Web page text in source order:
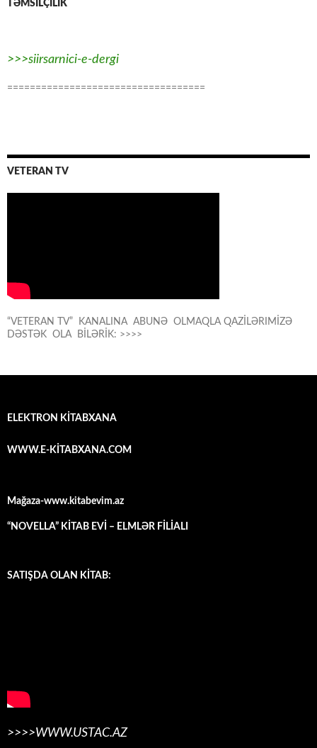
TƏMSİLÇİLİK
>>>siirsarnici-e-dergi
===================================
VETERAN TV
“VETERAN TV” KANALINA ABUNƏ OLMAQLA QAZİLƏRIMİZƏ
DƏSTƏK OLA BİLƏRİK: >>>>
ELEKTRON KİTABXANA
WWW.E-KİTABXANA.COM
Mağaza-www.kitabevim.az
“NOVELLA” KİTAB EVİ – ELMLƏR FİLİALI
SATIŞDA OLAN KİTAB:
>>>>WWW.USTAC.AZ